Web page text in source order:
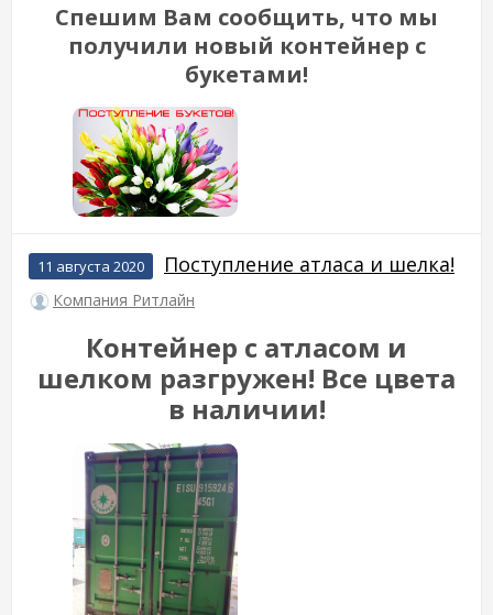
Спешим Вам сообщить, что мы
получили новый контейнер с
букетами!
11 августа 2020 Поступление атласа и шелка!
Компания Ритлайн
Контейнер с атласом и
шелком разгружен! Все цвета
в наличии!